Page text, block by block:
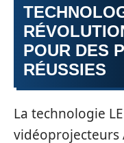
POUR DES
RÉUSSIES
La technologie
vidéoprojecteurs